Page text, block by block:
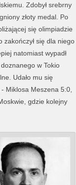
Zdobył srebrny
złoty medal. Po
się olimpiadzie
zakończył się dla niego
natomiast wypadł
w Tokio
Udało mu się
Miklosa Meszena 5:0,
gdzie kolejny